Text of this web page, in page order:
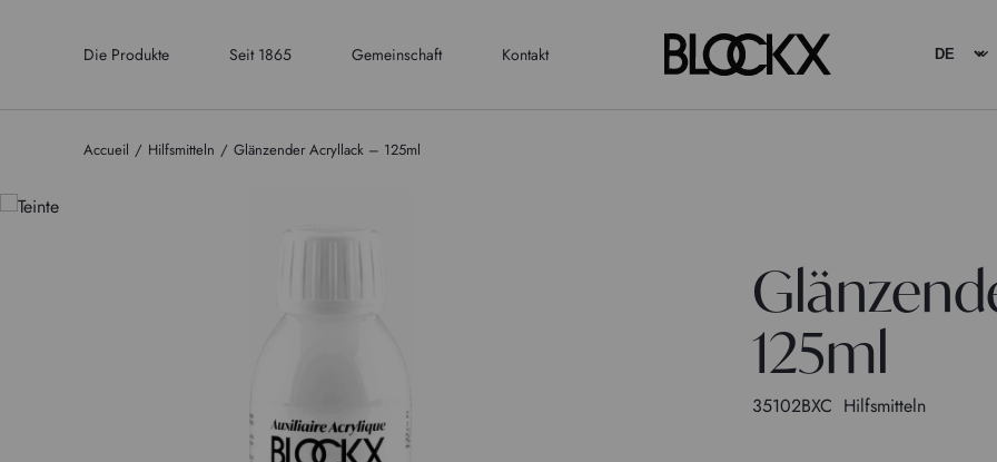
Die Produkte Seit 1865 Gemeinschaft Kontakt
Accueil Hilfsmitteln Glänzender Acryllack – 125ml
125ml
35102BXC Hilfsmitteln